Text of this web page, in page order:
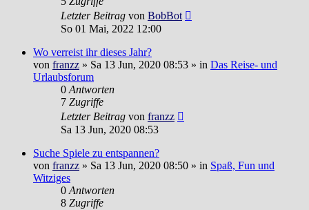
Letzter Beitrag von BobBot
So 01 Mai, 2022 12:00
Wo verreist ihr dieses Jahr?
von franzz » Sa 13 Jun, 2020 08:53 » in Das Reise- und
Urlaubsforum
0Antworten
7 Zugriffe
Letzter Beitrag von franzz
Sa 13 Jun, 2020 08:53
Suche Spiele zu entspannen?
von franzz » Sa 13 Jun, 2020 08:50 » in Spaß, Fun und
Witziges
0Antworten
8 Zugriffe